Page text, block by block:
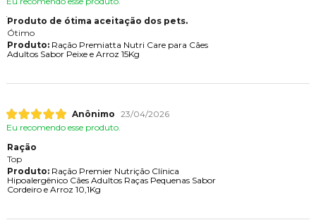
Produto de ótima aceitação dos pets.
Ótimo
Produto:Ração Premiatta Nutri Care para Cães
Adultos Sabor Peixe e Arroz 15Kg
Anônimo 23/04/2026
Eu recomendo esse produto.
Ração
Top
Produto:Ração Premier Nutrição Clínica
Hipoalergênico Cães Adultos Raças Pequenas Sabor
Cordeiro e Arroz 10,1Kg